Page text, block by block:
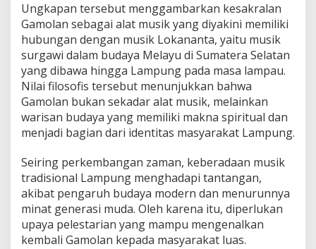
Ungkapan tersebut menggambarkan kesakralan
Gamolan sebagai alat musik yang diyakini memiliki
hubungan dengan musik Lokananta, yaitu musik
surgawi dalam budaya Melayu di Sumatera Selatan
yang dibawa hingga Lampung pada masa lampau.
Nilai filosofis tersebut menunjukkan bahwa
Gamolan bukan sekadar alat musik, melainkan
warisan budaya yang memiliki makna spiritual dan
menjadi bagian dari identitas masyarakat Lampung.
Seiring perkembangan zaman, keberadaan musik
tradisional Lampung menghadapi tantangan,
akibat pengaruh budaya modern dan menurunnya
minat generasi muda. Oleh karena itu, diperlukan
upaya pelestarian yang mampu mengenalkan
kembali Gamolan kepada masyarakat luas.